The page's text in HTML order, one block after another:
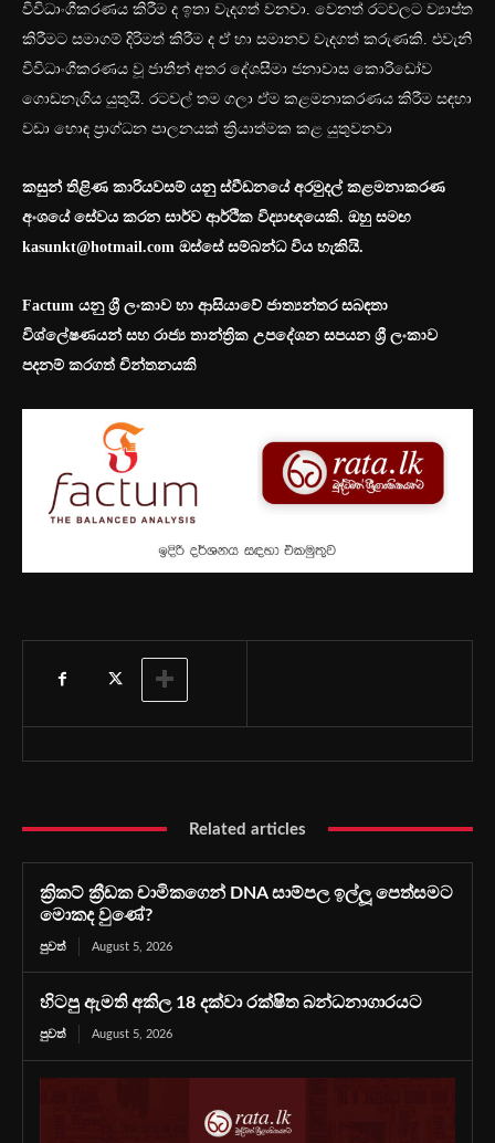
විවිධාංගීකරණය කිරීම ද ඉතා වැදගත් වනවා. වෙනත් රටවලට ව්‍යාප්ත
කිරීමට සමාගම් දිරිමත් කිරීම ද ඒ හා සමානව වැදගත් කරුණකි. එවැනි
විවිධාංගීකරණය වූ ජාතීන් අතර දේශසීමා ජනාවාස කොරිඩෝව
ගොඩනැගිය යුතුයි. රටවල් තම ගලා ඒම කළමනාකරණය කිරීම සඳහා
වඩා හොඳ ප්‍රාග්ධන පාලනයක් ක්‍රියාත්මක කළ යුතුවනවා
කසුන් තිළිණ කාරියවසම් යනු ස්වීඩනයේ අරමුදල් කළමනාකරණ
අංශයේ සේවය කරන සාර්ව ආර්ථික විද්‍යාඥයෙකි. ඔහු සමඟ
kasunkt@hotmail.com ඔස්සේ සම්බන්ධ විය හැකියි.
Factum යනු ශ්‍රී ලංකාව හා ආසියාවේ ජාත්‍යන්තර සබඳතා
විශ්ලේෂණයන් සහ රාජ්‍ය තාන්ත්‍රික උපදේශන සපයන ශ්‍රී ලංකාව
පදනම් කරගත් චින්තනයකි
Related articles
ක්‍රිකට් ක්‍රීඩක චාමිකගෙන් DNA සාම්පල ඉල්ලූ පෙත්සමට
මොකද වුණේ?
පුවත් August 5, 2026
හිටපු ඇමති අකිල 18 දක්වා රක්ෂිත බන්ධනාගාරයට
පුවත් August 5, 2026